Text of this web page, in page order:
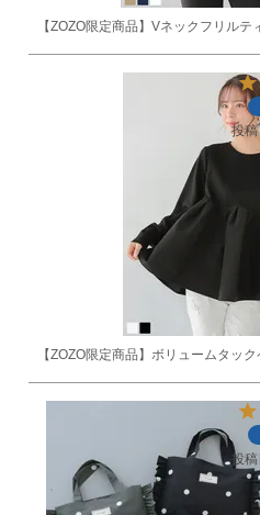
【ZOZO限定商品】Vネックフリル
【ZOZO限定商品】ボリュームタッ
投稿
投稿